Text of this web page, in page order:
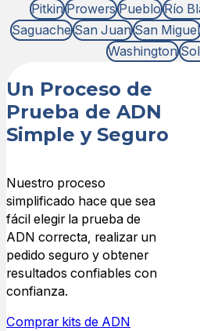
Pitkin Prowers Pueblo Río
Saguache San Juan San Miguel
Washington
Un Proceso de
Prueba de ADN
Simple y Seguro
Nuestro proceso
simplificado hace que sea
fácil elegir la prueba de
ADN correcta, realizar un
pedido seguro y obtener
resultados confiables con
confianza.
Comprar kits de ADN